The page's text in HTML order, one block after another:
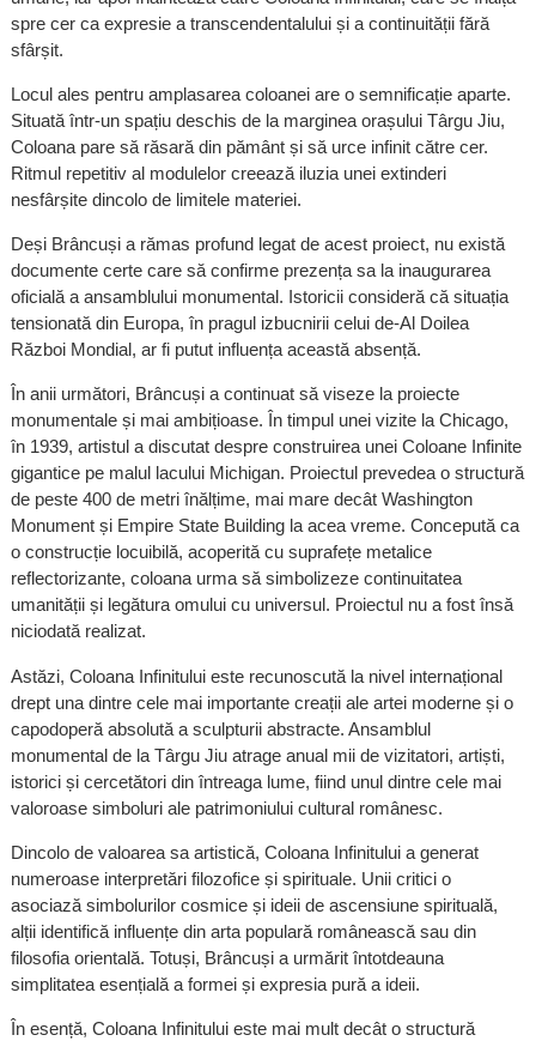
spre cer ca expresie a transcendentalului și a continuității fără
sfârșit.
Locul ales pentru amplasarea coloanei are o semnificație aparte.
Situată într-un spațiu deschis de la marginea orașului Târgu Jiu,
Coloana pare să răsară din pământ și să urce infinit către cer.
Ritmul repetitiv al modulelor creează iluzia unei extinderi
nesfârșite dincolo de limitele materiei.
Deși Brâncuși a rămas profund legat de acest proiect, nu există
documente certe care să confirme prezența sa la inaugurarea
oficială a ansamblului monumental. Istoricii consideră că situația
tensionată din Europa, în pragul izbucnirii celui de-Al Doilea
Război Mondial, ar fi putut influența această absență.
În anii următori, Brâncuși a continuat să viseze la proiecte
monumentale și mai ambițioase. În timpul unei vizite la Chicago,
în 1939, artistul a discutat despre construirea unei Coloane Infinite
gigantice pe malul lacului Michigan. Proiectul prevedea o structură
de peste 400 de metri înălțime, mai mare decât Washington
Monument și Empire State Building la acea vreme. Concepută ca
o construcție locuibilă, acoperită cu suprafețe metalice
reflectorizante, coloana urma să simbolizeze continuitatea
umanității și legătura omului cu universul. Proiectul nu a fost însă
niciodată realizat.
Astăzi, Coloana Infinitului este recunoscută la nivel internațional
drept una dintre cele mai importante creații ale artei moderne și o
capodoperă absolută a sculpturii abstracte. Ansamblul
monumental de la Târgu Jiu atrage anual mii de vizitatori, artiști,
istorici și cercetători din întreaga lume, fiind unul dintre cele mai
valoroase simboluri ale patrimoniului cultural românesc.
Dincolo de valoarea sa artistică, Coloana Infinitului a generat
numeroase interpretări filozofice și spirituale. Unii critici o
asociază simbolurilor cosmice și ideii de ascensiune spirituală,
alții identifică influențe din arta populară românească sau din
filosofia orientală. Totuși, Brâncuși a urmărit întotdeauna
simplitatea esențială a formei și expresia pură a ideii.
În esență, Coloana Infinitului este mai mult decât o structură